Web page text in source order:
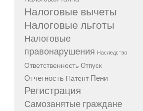
Налоговые вычеты
Налоговые льготы
Налоговые
правонарушения Наследство
Ответственность Отпуск
Отчетность Патент Пени
Регистрация
Самозанятые граждане